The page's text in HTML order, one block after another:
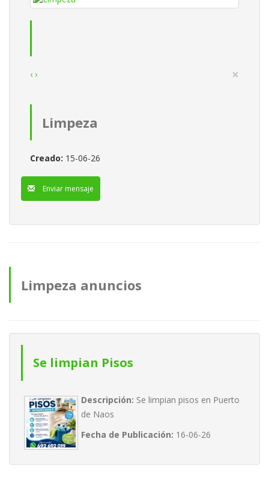
‹ › ×
Limpeza
Creado: 15-06-26
Enviar mensaje
Limpeza anuncios
Se limpian Pisos
Descripción: Se limpian pisos en Puerto
de Naos
Fecha de Publicación: 16-06-26